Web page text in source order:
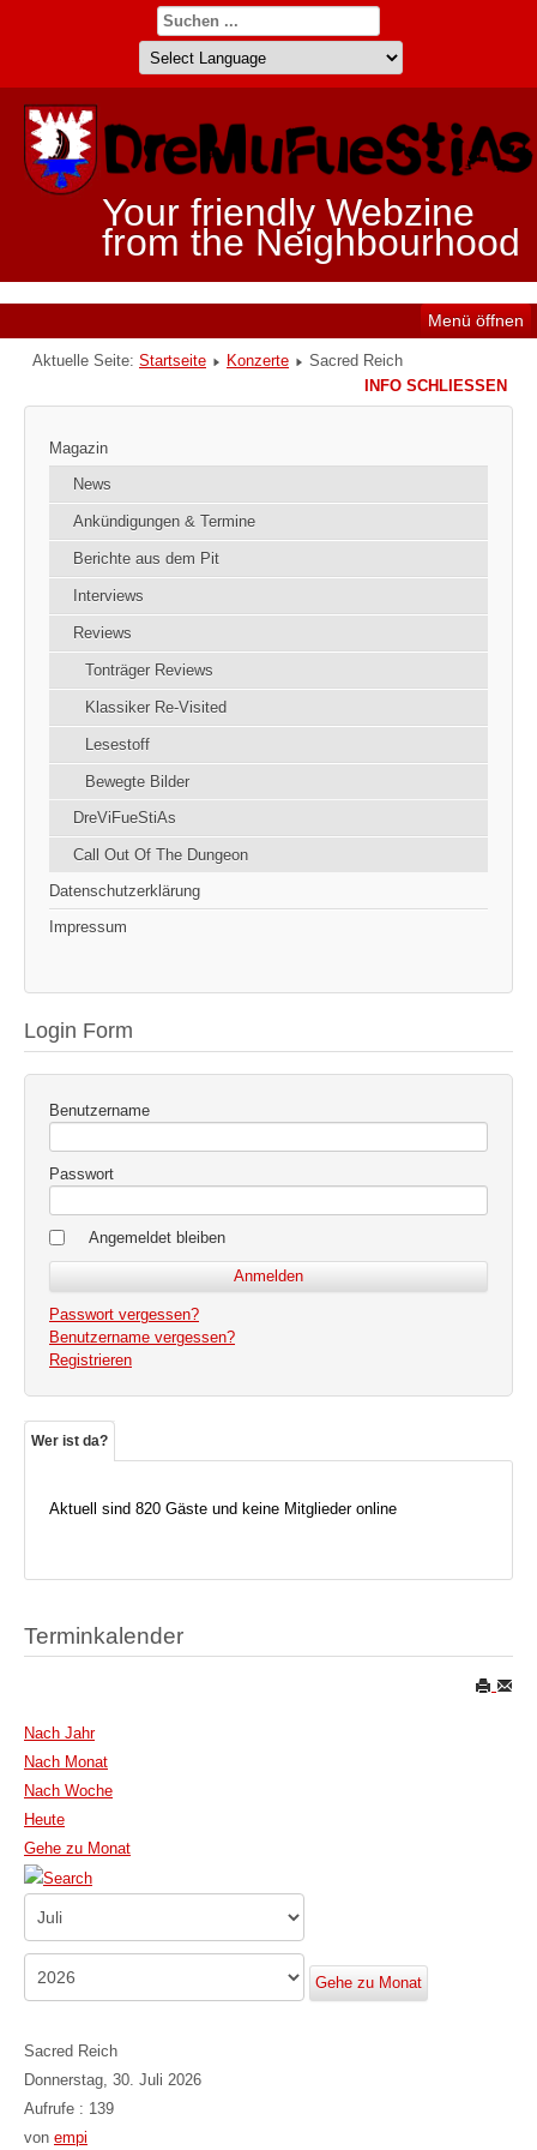
Your friendly Webzine
from the Neighbourhood
Menü öffnen
Aktuelle Seite: Startseite Konzerte Sacred Reich
Magazin
News
Ankündigungen & Termine
Berichte aus dem Pit
Interviews
Reviews
Tonträger Reviews
Klassiker Re-Visited
Lesestoff
Bewegte Bilder
DreViFueStiAs
Call Out Of The Dungeon
Datenschutzerklärung
Impressum
Login Form
Benutzername
Passwort
Angemeldet bleiben
Passwort vergessen?
Benutzername vergessen?
Registrieren
Wer ist da?
Aktuell sind 820 Gäste und keine Mitglieder online
Terminkalender
Nach Jahr
Nach Monat
Nach Woche
Heute
Gehe zu Monat
Gehe zu Monat
Sacred Reich
Donnerstag, 30. Juli 2026
Aufrufe : 139
von empi
INFO SCHLIESSEN